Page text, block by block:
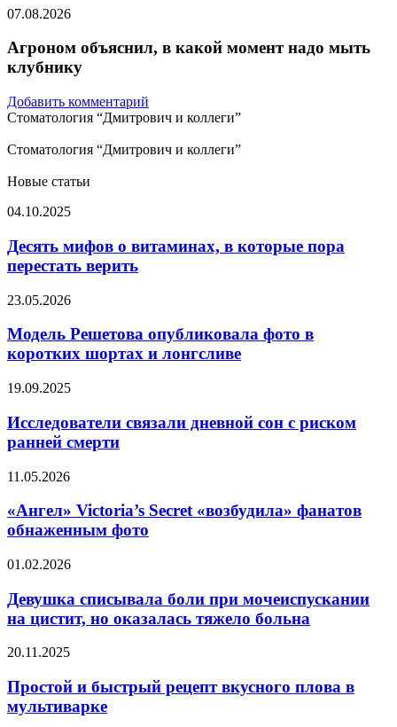
07.08.2026
Агроном объяснил, в какой момент надо мыть
клубнику
Добавить комментарий
Стоматология “Дмитрович и коллеги”
Стоматология “Дмитрович и коллеги”
Новые статьи
Десять
о
витаминах,
в
пора
верить
04.10.2025
Десять мифов о витаминах, в которые пора
перестать верить
Модель
опубликовала
фото
в
шортах
лонгсливе
23.05.2026
Модель Решетова опубликовала фото в
коротких шортах и лонгсливе
Исследователи
дневной
сон
с
ранней
19.09.2025
Исследователи связали дневной сон с риском
ранней смерти
«Ангел»
Secret
«возбудила»
фанатов
фото
11.05.2026
«Ангел» Victoria’s Secret «возбудила» фанатов
обнаженным фото
Девушка
боли
при
мочеиспускании
цистит,
оказалась
тяжело
01.02.2026
Девушка списывала боли при мочеиспускании
на цистит, но оказалась тяжело больна
Простой
быстрый
рецепт
вкусного
20.11.2025
Простой и быстрый рецепт вкусного плова в
мультиварке